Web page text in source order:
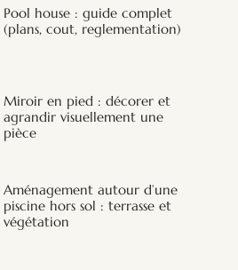
Pool house : guide complet
(plans, cout, reglementation)
Miroir en pied : décorer et
agrandir visuellement une
pièce
Aménagement autour d’une
piscine hors sol : terrasse et
végétation